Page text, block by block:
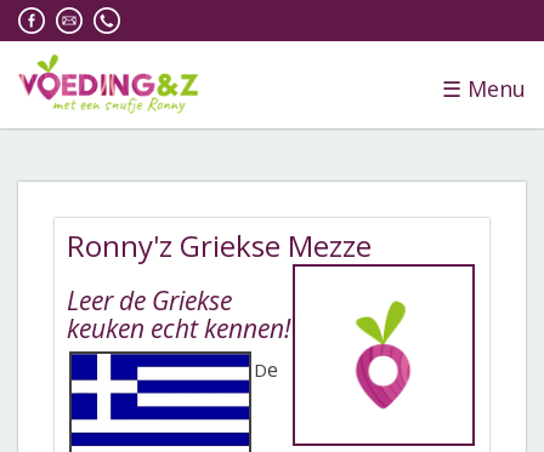
☰ Menu
Ronny'z Griekse Mezze
Leer de Griekse
keuken echt kennen!
De